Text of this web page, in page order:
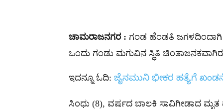
ಚಾಮರಾಜನಗರ : ಗಂಡ ಹೆಂಡತಿ ಜಗಳದಿಂದಾಗಿ
ಒಂದು ಗಂಡು ಮಗುವಿನ ಸ್ಥಿತಿ
ಇದನ್ನೂ ಓದಿ: ಜೈನಮುನಿ ಭೀಕರ ಹತ್ಯೆಗೆ
ಸಿಂಧು (8), ವರ್ಷದ ಬಾಲಕಿ ಸಾವಿಗೀಡಾದ ಮೃತ